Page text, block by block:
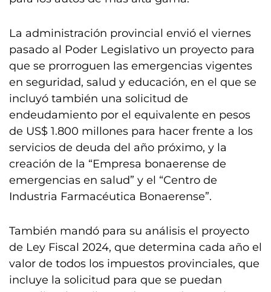
La administración provincial envió el viernes
pasado al Poder Legislativo un proyecto para
que se prorroguen las emergencias vigentes
en seguridad, salud y educación, en el que se
incluyó también una solicitud de
endeudamiento por el equivalente en pesos
de US$ 1.800 millones para hacer frente a los
servicios de deuda del año próximo, y la
creación de la “Empresa bonaerense de
emergencias en salud” y el “Centro de
Industria Farmacéutica Bonaerense”.
También mandó para su análisis el proyecto
de Ley Fiscal 2024, que determina cada año el
valor de todos los impuestos provinciales, que
incluye la solicitud para que se puedan